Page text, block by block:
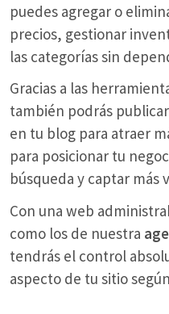
puedes agregar o
precios, gestionar
las categorías sin
Gracias a las
también podrás
en tu blog para atraer
para posicionar tu
búsqueda y captar más
Con una web
como los de nuestra
tendrás el control
aspecto de tu sitio